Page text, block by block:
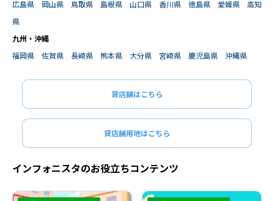
広島県 岡山県 鳥取県 島根県 山口県 香川県 徳島県 愛媛県
高知
県
九州・沖縄
福岡県
佐賀県 長崎県 熊本県 大分県 宮崎県 鹿児島県 沖縄県
貸店舗はこちら
貸店舗用地はこちら
インフォニスタのお役立ちコンテンツ